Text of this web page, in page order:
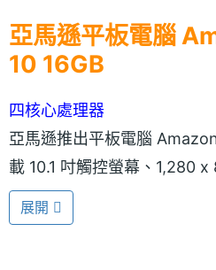
亞馬遜平板電腦
10 16GB
四核心處理器
亞馬遜推出平板電腦
載 10.1 吋觸控螢幕、1,280
適合瀏覽網頁、查詢資料等日
MediaTek MT8135, 1.5GHz
展開